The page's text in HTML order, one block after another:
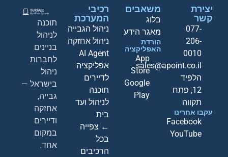
תוכנה
לניהול
בניינים
לחברות
ניהול
בישראל —
גבייה,
אחזקה
ודיירים
במקום
אחד.
רכיבי
המערכת
ניהול הגבייה
ניהול אחזקה
AI Agent
אפליקציה
לדיירים
תוכנה
לניהול ועד
בית
← צפייה
בכל
הרכיבים
משאבים
בלוג
מאגר הידע
הורדת
האפליקציה
App
Store
Google
Play
יצירת
קשר
077-
206-
0010
sales@apoint.co.il
הלפיד
12, פתח
תקווה
עקבו אחרינו
Facebook
YouTube